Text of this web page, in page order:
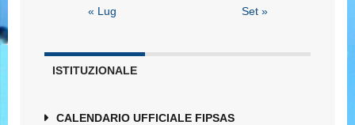
« Lug Set »
ISTITUZIONALE
CALENDARIO UFFICIALE FIPSAS